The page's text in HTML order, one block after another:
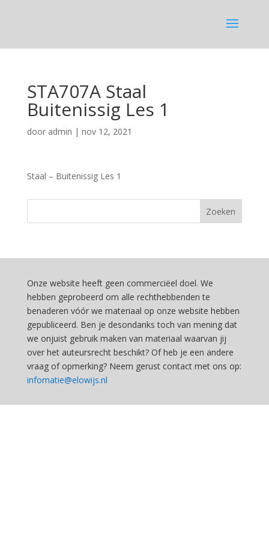
STA707A Staal
Buitenissig Les 1
door admin | nov 12, 2021
Staal – Buitenissig Les 1
Onze website heeft geen commerciëel doel. We
hebben geprobeerd om alle rechthebbenden te
benaderen vóór we materiaal op onze website hebben
gepubliceerd. Ben je desondanks toch van mening dat
we onjuist gebruik maken van materiaal waarvan jij
over het auteursrecht beschikt? Of heb je een andere
vraag of opmerking? Neem gerust contact met ons op:
infomatie@elowijs.nl